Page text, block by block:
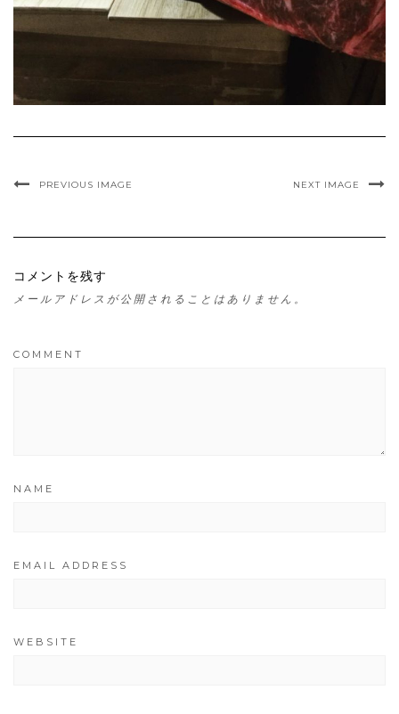
PREVIOUS IMAGE NEXT IMAGE
コメントを残す
メールアドレスが公開されることはありません。
COMMENT
NAME
EMAIL ADDRESS
WEBSITE